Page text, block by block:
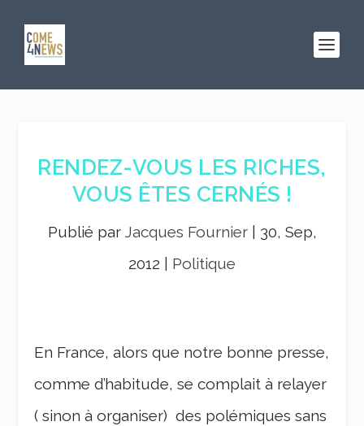
RENDEZ-VOUS LES RICHES,
VOUS ÊTES CERNÉS !
Publié par Jacques Fournier| 30, Sep,
2012
Politique
En France, alors que notre bonne presse,
comme d’habitude, se complait à relayer
( sinon à organiser) des polémiques sans